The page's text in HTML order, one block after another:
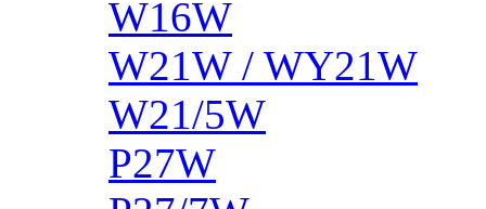
W16W
W21W / WY21W
W21/5W
P27W